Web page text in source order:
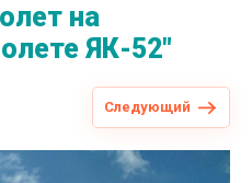
на
ЯК-52"
Следующий